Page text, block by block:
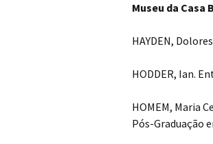
Museu da Casa
HAYDEN,
HODDER, Ian.
HOMEM, Maria
Pós-Graduação